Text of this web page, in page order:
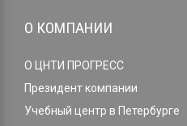
О КОМПАНИИ
О ЦНТИ ПРОГРЕСС
Президент компании
Учебный центр в Петербурге